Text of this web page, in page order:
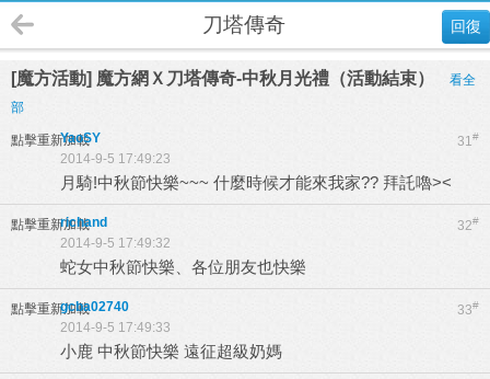
回復
刀塔傳奇
[魔方活動] 魔方網Ｘ刀塔傳奇-中秋月光禮（活動結束）
看全
部
點擊重新加載 31#
YaoSY
2014-9-5 17:49:23
月騎!中秋節快樂~~~ 什麼時候才能來我家?? 拜託嚕><
點擊重新加載 32#
richand
2014-9-5 17:49:32
蛇女中秋節快樂、各位朋友也快樂
點擊重新加載 33#
gcba02740
2014-9-5 17:49:33
小鹿 中秋節快樂 遠征超級奶媽